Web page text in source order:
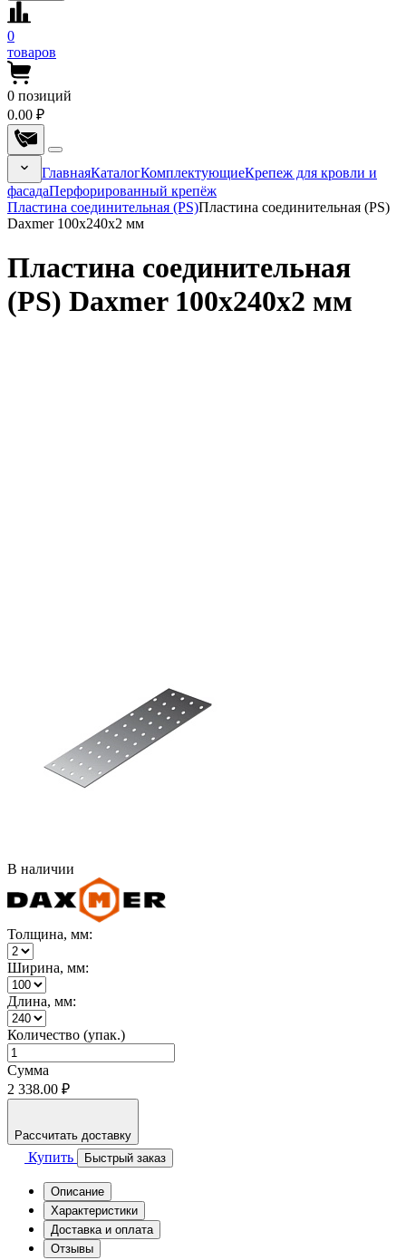
0
товаров
0 позиций
0.00 ₽
ГлавнаяКаталогКомплектующиеКрепеж для кровли и
фасадаПерфорированный крепёж
Пластина соединительная (PS)Пластина соединительная (PS)
Daxmer 100x240x2 мм
Пластина соединительная
(PS) Daxmer 100x240x2 мм
В наличии
Толщина, мм:
Ширина, мм:
Длина, мм:
Количество (упак.)
Сумма
2 338.00 ₽
Рассчитать доставку
Купить Быстрый заказ
Описание
Характеристики
Доставка и оплата
Отзывы